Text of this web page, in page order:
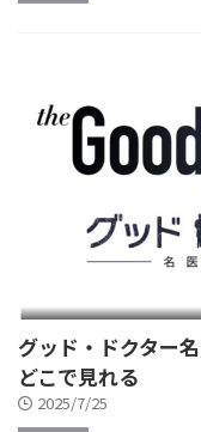
グッド・ドクター
どこで見れる
2025/7/25